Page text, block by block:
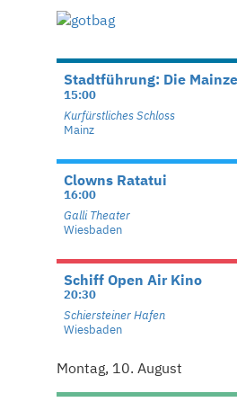
Stadtführung: Die
15:00
Kurfürstliches Schloss
Mainz
Clowns Ratatui
16:00
Galli Theater
Wiesbaden
Schiff Open Air Kino
20:30
Schiersteiner Hafen
Wiesbaden
Montag, 10. August